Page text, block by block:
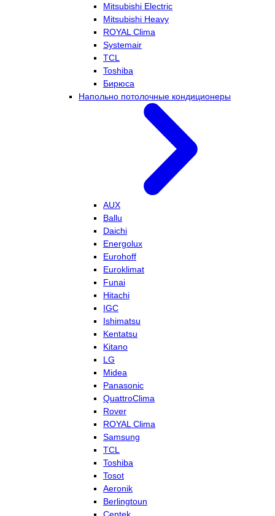
Mitsubishi Electric
Mitsubishi Heavy
ROYAL Clima
Systemair
TCL
Toshiba
Бирюса
Напольно потолочные кондиционеры
AUX
Ballu
Daichi
Energolux
Eurohoff
Euroklimat
Funai
Hitachi
IGC
Ishimatsu
Kentatsu
Kitano
LG
Midea
Panasonic
QuattroClima
Rover
ROYAL Clima
Samsung
TCL
Toshiba
Tosot
Aeronik
Berlingtoun